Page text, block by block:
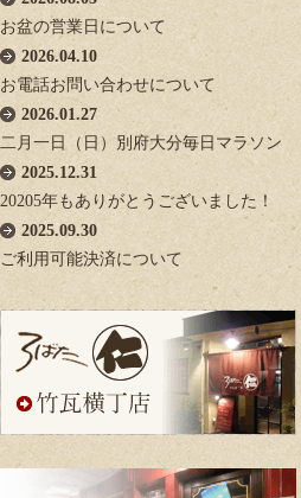
お盆の営業日について
2026.04.10
お電話お問い合わせについて
2026.01.27
二月一日（日）別府大分毎日マラソン
2025.12.31
20205年もありがとうございました！
2025.09.30
ご利用可能決済について